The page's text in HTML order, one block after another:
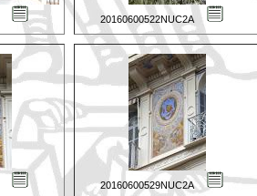
20160600522NUC2A
20160600529NUC2A